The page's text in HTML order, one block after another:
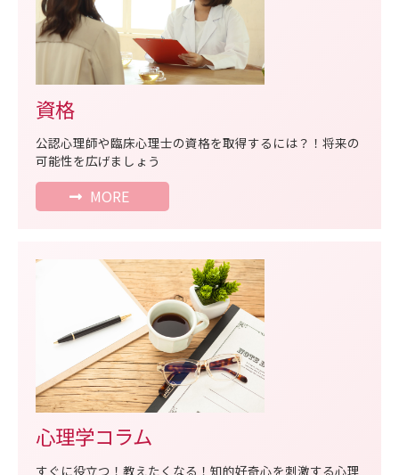
資格
公認心理師や臨床心理士の資格を取得するには？！将来の
可能性を広げましょう
MORE
心理学コラム
すぐに役立つ！教えたくなる！知的好奇心を刺激する心理